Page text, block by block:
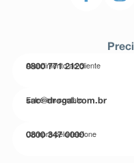
Atendimento ao cliente
0800 771 2120
Entre em contato
sac@drogal.com.br
Compre pelo telefone
0800 347 0000